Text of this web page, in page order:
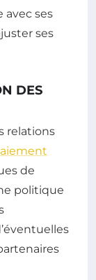
avec ses
ses
DES
relations
de
politique